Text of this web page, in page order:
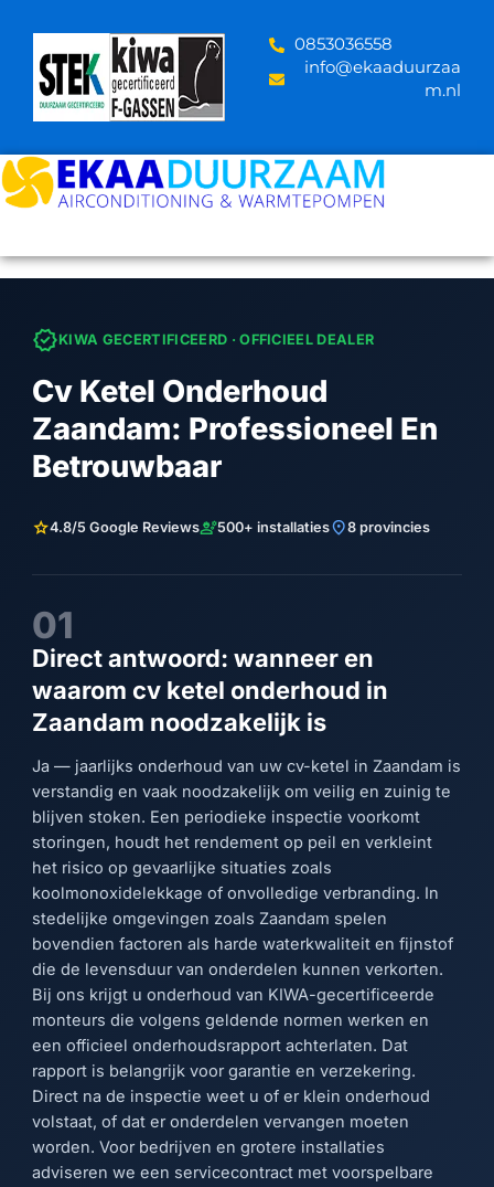
content
‪0853036558
info@ekaaduurzaa
m.nl
verifiedKIWA GECERTIFICEERD · OFFICIEEL DEALER
Cv Ketel Onderhoud
Zaandam: Professioneel En
Betrouwbaar
star4.8/5 Google Reviewsengineering500+ installatieslocation_on8 provincies
01
Direct antwoord: wanneer en
waarom cv ketel onderhoud in
Zaandam noodzakelijk is
Ja — jaarlijks onderhoud van uw cv-ketel in Zaandam is
verstandig en vaak noodzakelijk om veilig en zuinig te
blijven stoken. Een periodieke inspectie voorkomt
storingen, houdt het rendement op peil en verkleint
het risico op gevaarlijke situaties zoals
koolmonoxidelekkage of onvolledige verbranding. In
stedelijke omgevingen zoals Zaandam spelen
bovendien factoren als harde waterkwaliteit en fijnstof
die de levensduur van onderdelen kunnen verkorten.
Bij ons krijgt u onderhoud van KIWA-gecertificeerde
monteurs die volgens geldende normen werken en
een officieel onderhoudsrapport achterlaten. Dat
rapport is belangrijk voor garantie en verzekering.
Direct na de inspectie weet u of er klein onderhoud
volstaat, of dat er onderdelen vervangen moeten
worden. Voor bedrijven en grotere installaties
adviseren we een servicecontract met voorspelbare